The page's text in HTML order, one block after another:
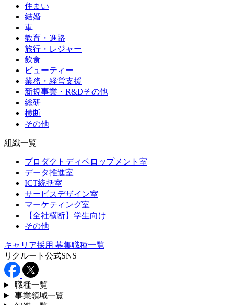
住まい
結婚
車
教育・進路
旅行・レジャー
飲食
ビューティー
業務・経営支援
新規事業・R&Dその他
総研
横断
その他
組織一覧
プロダクトディベロップメント室
データ推進室
ICT統括室
サービスデザイン室
マーケティング室
【全社横断】学生向け
その他
キャリア採用 募集職種一覧
リクルート公式SNS
職種一覧
事業領域一覧